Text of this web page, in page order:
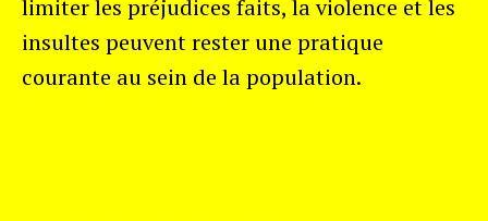
limiter les préjudices faits, la violence et les
insultes peuvent rester une pratique
courante au sein de la population.